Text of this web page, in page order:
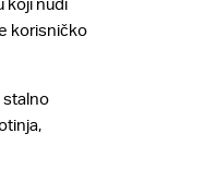
koji nudi
korisničko
stalno